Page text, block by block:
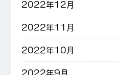
2022年12月
2022年11月
2022年10月
2022年9月